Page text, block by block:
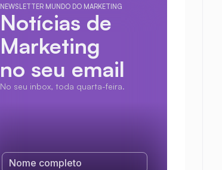
NEWSLETTER MUNDO DO MARKETING
Notícias de
Marketing
no seu email
No seu inbox, toda quarta-feira.